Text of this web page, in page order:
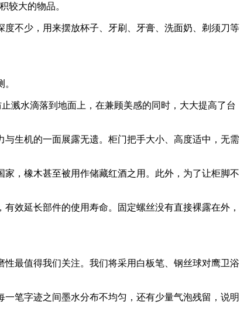
较大的物品。
不少，用来摆放杯子、牙刷、牙膏、洗面奶、剃须刀等
水滴落到地面上，在兼顾美感的同时，大大提高了台
生机的一面展露无遗。柜门把手大小、高度适中，无需
，橡木甚至被用作储藏红酒之用。此外，为了让柜脚不
效延长部件的使用寿命。固定螺丝没有直接裸露在外，
最值得我们关注。我们将采用白板笔、钢丝球对鹰卫浴
笔字迹之间墨水分布不均匀，还有少量气泡残留，说明